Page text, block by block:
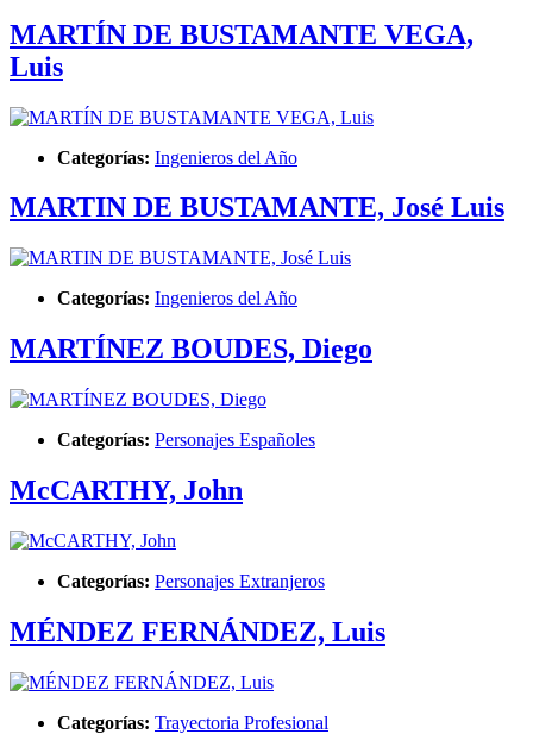
MARTÍN DE BUSTAMANTE VEGA,
Luis
Categorías: Ingenieros del Año
MARTIN DE BUSTAMANTE, José Luis
Categorías: Ingenieros del Año
MARTÍNEZ BOUDES, Diego
Categorías: Personajes Españoles
McCARTHY, John
Categorías: Personajes Extranjeros
MÉNDEZ FERNÁNDEZ, Luis
Categorías: Trayectoria Profesional